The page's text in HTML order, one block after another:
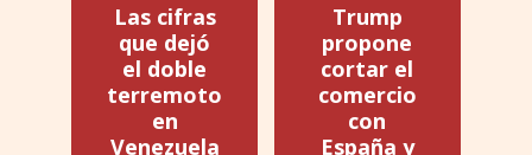
Las cifras
que dejó
el doble
terremoto
en
Venezuela
Trump
propone
cortar el
comercio
con
España y